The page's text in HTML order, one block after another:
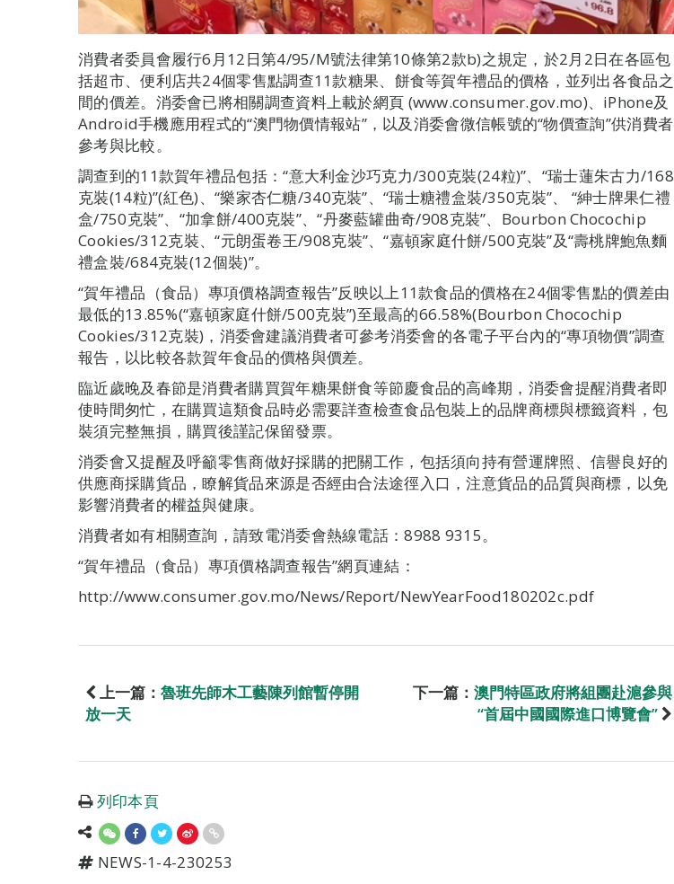
消費者委員會履行6月12日第4/95/M號法律第10條第2款b)之規定，於2月2日在各區包
括超市、便利店共24個零售點調查11款糖果、餅食等賀年禮品的價格，並列出各食品之
間的價差。消委會已將相關調查資料上載於網頁 (www.consumer.gov.mo)、iPhone及
Android手機應用程式的“澳門物價情報站”，以及消委會微信帳號的“物價查詢”供消費者
參考與比較。
調查到的11款賀年禮品包括：“意大利金沙巧克力/300克裝(24粒)”、“瑞士蓮朱古力/168
克裝(14粒)”(紅色)、“樂家杏仁糖/340克裝”、“瑞士糖禮盒裝/350克裝”、 “紳士牌果仁禮
盒/750克裝”、“加拿餅/400克裝”、“丹麥藍罐曲奇/908克裝”、Bourbon Chocochip
Cookies/312克裝、“元朗蛋卷王/908克裝”、“嘉頓家庭什餅/500克裝”及“壽桃牌鮑魚麵
禮盒裝/684克裝(12個裝)”。
“賀年禮品（食品）專項價格調查報告”反映以上11款食品的價格在24個零售點的價差由
最低的13.85%(“嘉頓家庭什餅/500克裝”)至最高的66.58%(Bourbon Chocochip
Cookies/312克裝)，消委會建議消費者可參考消委會的各電子平台內的“專項物價”調查
報告，以比較各款賀年食品的價格與價差。
臨近歲晚及春節是消費者購買賀年糖果餅食等節慶食品的高峰期，消委會提醒消費者即
使時間匆忙，在購買這類食品時必需要詳查檢查食品包裝上的品牌商標與標籤資料，包
裝須完整無損，購買後謹記保留發票。
消委會又提醒及呼籲零售商做好採購的把關工作，包括須向持有營運牌照、信譽良好的
供應商採購貨品，瞭解貨品來源是否經由合法途徑入口，注意貨品的品質與商標，以免
影響消費者的權益與健康。
消費者如有相關查詢，請致電消委會熱線電話：8988 9315。
“賀年禮品（食品）專項價格調查報告”網頁連結：
http://www.consumer.gov.mo/News/Report/NewYearFood180202c.pdf
上一篇： 魯班先師木工藝陳列館暫停開
放一天
下一篇： 澳門特區政府將組團赴滬參與
“首屆中國國際進口博覽會”
列印本頁
NEWS-1-4-230253